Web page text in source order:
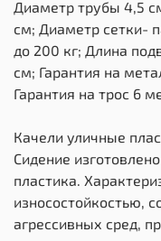
Диаметр трубы 4,5
см; Диаметр сетки-
до 200 кг; Длина
см; Гарантия на
Гарантия на трос 6
Качели уличные
Сидение
пластика.
износостойкостью,
агрессивных сред,